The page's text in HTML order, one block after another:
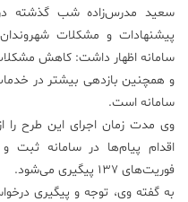
محیط
زیست
علم
و
فناوری
عکس
سعید مدرس‌زاده شب گذشته در
سامانه اظهار داشت: کاهش
و همچنین بازدهی بیشتر در
سامانه است.
وی مدت زمان اجرای این طرح را
اقدام پیام‌ها در سامانه
فوریت‌های 137 پیگیری می‌شود.
به گفته وی، توجه و پیگیری